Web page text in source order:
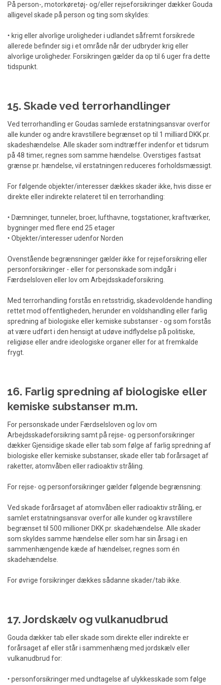
På person-, motorkøretøj- og/eller rejseforsikringer dækker Gouda
alligevel skade på person og ting som skyldes:
• krig eller alvorlige uroligheder i udlandet såfremt forsikrede
allerede befinder sig i et område når der udbryder krig eller
alvorlige uroligheder. Forsikringen gælder da op til 6 uger fra dette
tidspunkt.
15. Skade ved terrorhandlinger
Ved terrorhandling er Goudas samlede erstatningsansvar overfor
alle kunder og andre kravstillere begrænset op til 1 milliard DKK pr.
skadeshændelse. Alle skader som indtræffer indenfor et tidsrum
på 48 timer, regnes som samme hændelse. Overstiges fastsat
grænse pr. hændelse, vil erstatningen reduceres forholdsmæssigt.
For følgende objekter/interesser dækkes skader ikke, hvis disse er
direkte eller indirekte relateret til en terrorhandling:
• Dæmninger, tunneler, broer, lufthavne, togstationer, kraftværker,
bygninger med flere end 25 etager
• Objekter/interesser udenfor Norden
Ovenstående begrænsninger gælder ikke for rejseforsikring eller
personforsikringer - eller for personskade som indgår i
Færdselsloven eller lov om Arbejdsskadeforsikring.
Med terrorhandling forstås en retsstridig, skadevoldende handling
rettet mod offentligheden, herunder en voldshandling eller farlig
spredning af biologiske eller kemiske substanser - og som forstås
at være udført i den hensigt at udøve indflydelse på politiske,
religiøse eller andre ideologiske organer eller for at fremkalde
frygt.
16. Farlig spredning af biologiske eller
kemiske substanser m.m.
For personskade under Færdselsloven og lov om
Arbejdsskadeforsikring samt på rejse- og personforsikringer
dækker Gjensidige skade eller tab som følge af farlig spredning af
biologiske eller kemiske substanser, skade eller tab forårsaget af
raketter, atomvåben eller radioaktiv stråling.
For rejse- og personforsikringer gælder følgende begrænsning:
Ved skade forårsaget af atomvåben eller radioaktiv stråling, er
samlet erstatningsansvar overfor alle kunder og kravstillere
begrænset til 500 millioner DKK pr. skadehændelse. Alle skader
som skyldes samme hændelse eller som har sin årsag i en
sammenhængende kæde af hændelser, regnes som én
skadehændelse.
For øvrige forsikringer dækkes sådanne skader/tab ikke.
17. Jordskælv og vulkanudbrud
Gouda dækker tab eller skade som direkte eller indirekte er
forårsaget af eller står i sammenhæng med jordskælv eller
vulkanudbrud for:
• personforsikringer med undtagelse af ulykkesskade som følge